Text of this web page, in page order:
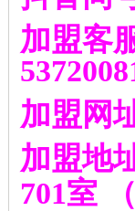
加盟客
加盟网
加盟地
701室